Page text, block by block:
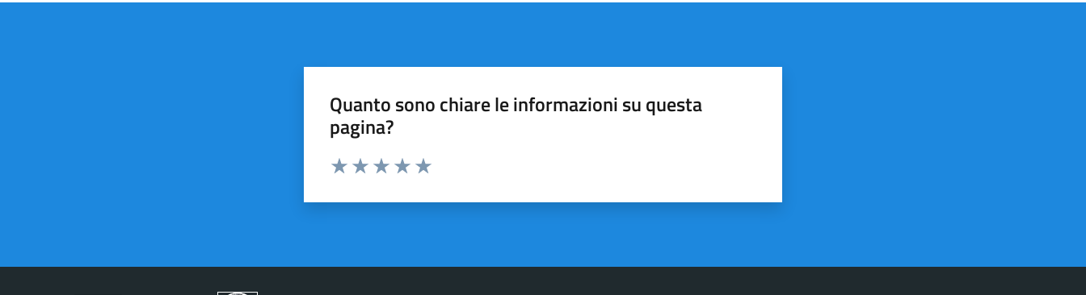
Quanto sono chiare le informazioni su questa
pagina?